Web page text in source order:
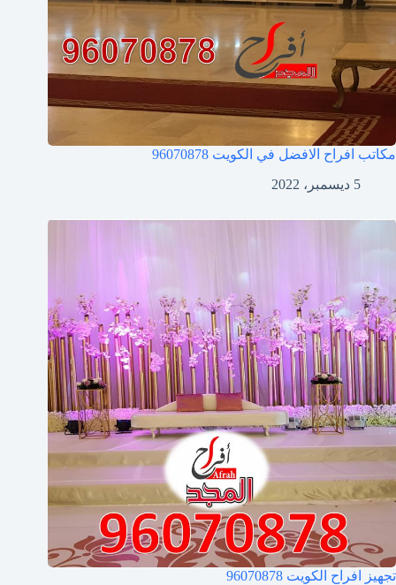
مكاتب افراح الافضل في الكويت 96070878
5 ديسمبر، 2022
تجهيز افراح الكويت 96070878